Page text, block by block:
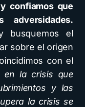
confiamos que
adversidades.
busquemos el
sobre el origen
con el
en la crisis que
y las
la crisis se